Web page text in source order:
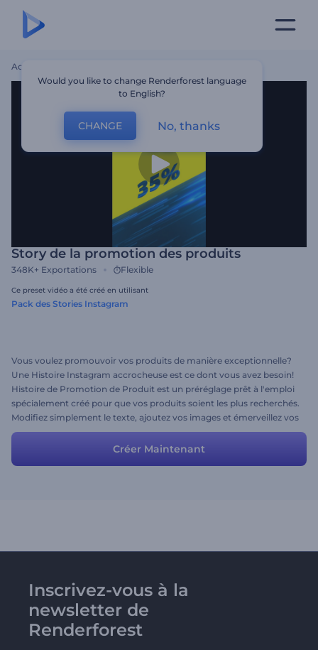
Accueil
Story de la promotion des produits
348K+ Exportations Flexible
Ce preset vidéo a été créé en utilisant
Pack des Stories Instagram
Vous voulez promouvoir vos produits de manière exceptionnelle?
Une Histoire Instagram accrocheuse est ce dont vous avez besoin!
Histoire de Promotion de Produit est un préréglage prêt à l'emploi
spécialement créé pour que vos produits soient les plus recherchés.
Modifiez simplement le texte, ajoutez vos images et émerveillez vos
abonnés avec des histoires accrocheuses! Qu'est-ce que vous
attendez? Essayez ce préréglage aujourd'hui!
Créer Maintenant
Inscrivez-vous à la
newsletter de
Renderforest
Would you like to change Renderforest language
to English?
CHANGE No, thanks